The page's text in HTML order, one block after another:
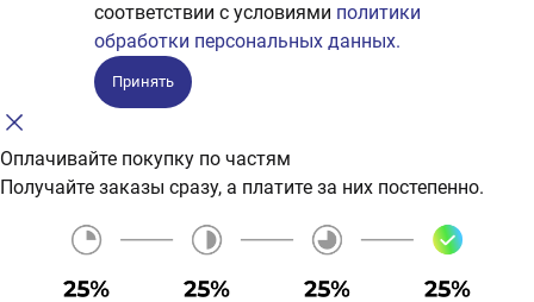
соответствии с условиями политики
обработки персональных данных.
Принять
Оплачивайте покупку по частям
Получайте заказы сразу, а платите за них постепенно.